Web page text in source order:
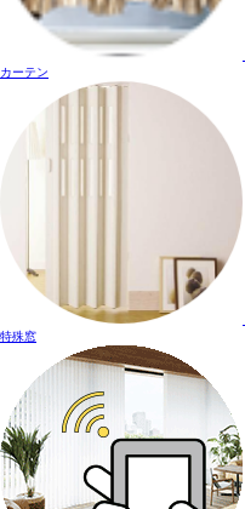
カーテン
特殊窓